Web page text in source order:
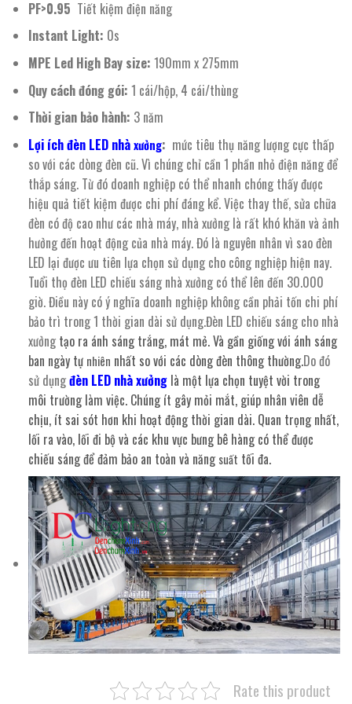
PF>0.95 Tiết kiệm điện năng
Instant Light: 0s
MPE Led High Bay size: 190mm x 275mm
Quy cách đóng gói: 1 cái/hộp, 4 cái/thùng
Thời gian bảo hành: 3 năm
Lợi ích đèn LED nhàxưởng: mức tiêu thụ năng lượng cực thấp
so với các dòng đèn cũ. Vì chúng chỉ cần 1 phần nhỏ điện năng để
thắp sáng. Từ đó doanh nghiệp có thể nhanh chóng thấy được
hiệu quả tiết kiệm được chi phí đáng kể. Việc thay thế, sửa chữa
đèn có độ cao như các nhà máy, nhà xưởng là rất khó khăn và ảnh
hưởng đến hoạt động của nhà máy. Đó là nguyên nhân vì sao đèn
LED lại được ưu tiên lựa chọn sử dụng cho công nghiệp hiện nay.
Tuổi thọ đèn LED chiếu sáng nhà xưởng có thể lên đến 30.000
giờ. Điều này có ý nghĩa doanh nghiệp không cần phải tốn chi phí
bảo trì trong 1 thời gian dài sử dụng.Đèn LED chiếu sáng cho nhà
xưởngtạo ra ánh sáng trắng, mát mẻ. Và gần giống với ánh sáng
ban ngày tự nhiên nhất so với các dòng đèn thông thường.Do đó
sử dụngđèn LED nhà xưởng là một lựa chọn tuyệt vời trong
môi trường làm việc. Chúng ít gây mỏi mắt, giúp nhân viên dễ
chịu, ít sai sót hơn khi hoạt động thời gian dài. Quan trọng nhất,
lối ra vào, lối đi bộ và các khu vực bưng bê hàng có thể được
chiếu sáng để đảm bảo an toàn và năngsuất tối đa.
Rate this product